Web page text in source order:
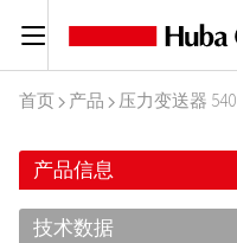
C
首页 I 产品 I 压力变送器 540
产品信息
技术数据